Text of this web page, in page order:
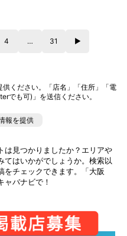
4 … 31 ▶
ください。「店名」「住所」「電
でも可)」を送信ください。
報を提供
は見つかりましたか？エリアや
てはいかがでしょうか。検索以
をチェックできます。「大阪
ャバナビで！